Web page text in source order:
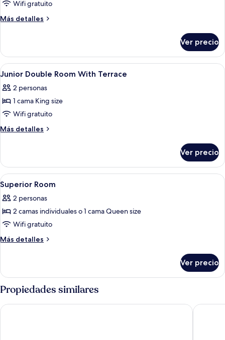
de
Deluxe
Wifi gratuito
Más detalles
Más
Room
Ver precio
Abrir
todas
las
fotos
de
Junior
With
Terrace
Ropa de cama hipoalergénica,
4
Junior Double Room With Terrace
2 personas
1 cama King size
Wifi gratuito
Más detalles
Más
Double
Room
With
Terrace
Ver precio
Abrir
todas
las
fotos
de
Superior
Ropa de cama hipoalergénica,
8
Superior Room
2 personas
2 camas individuales o 1 cama Queen size
Wifi gratuito
Más detalles
Más
Room
Ver precio
Propiedades similares
Hotel Barcelona Center Olivia